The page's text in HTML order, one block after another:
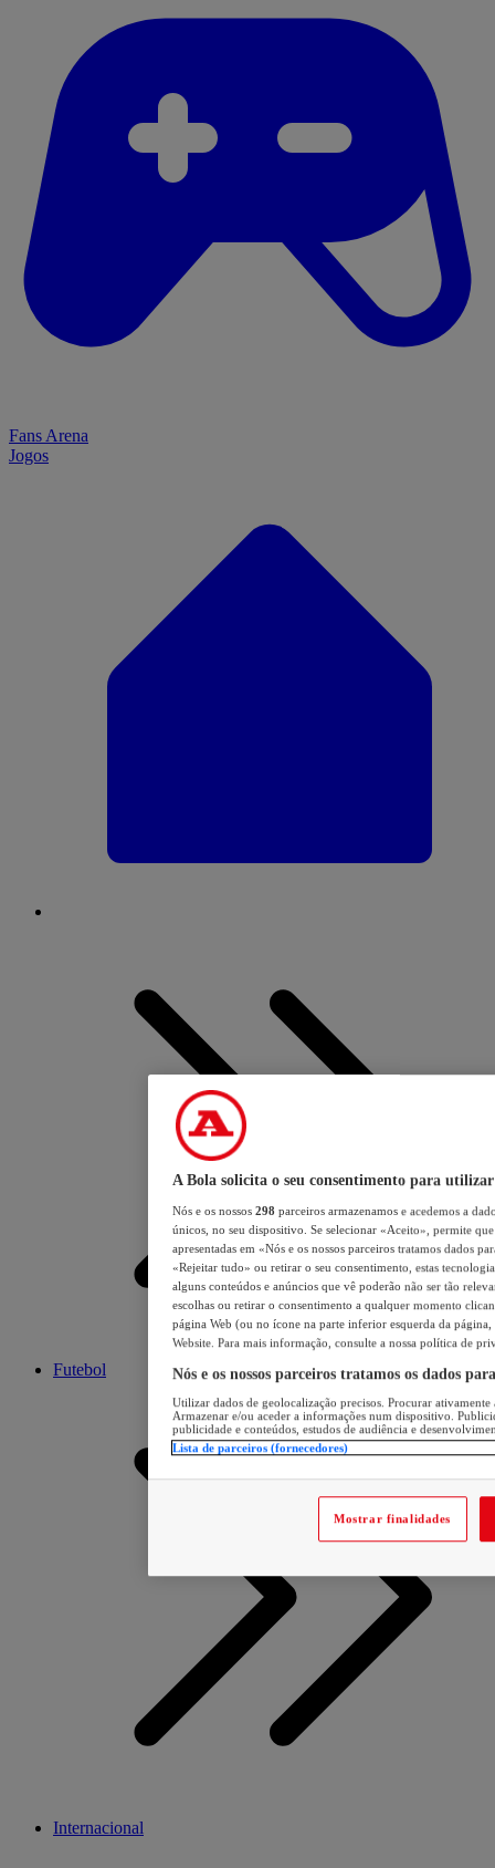
Fans Arena
Jogos
Futebol
Internacional
A Bola solicita o seu consentimento para utilizar
Nós e os nossos 298 parceiros armazenamos e acedemos a
únicos, no seu dispositivo. Se selecionar «Aceito», permite
apresentadas em «Nós e os nossos parceiros tratamos dados
«Rejeitar tudo» ou retirar o seu consentimento, estas
alguns conteúdos e anúncios que vê poderão não ser tão
escolhas ou retirar o consentimento a qualquer momento
página Web (ou no ícone na parte inferior esquerda da página,
Website. Para mais informação, consulte a nossa política de
Nós e os nossos parceiros tratamos os dados
Utilizar dados de geolocalização precisos. Procurar
Armazenar e/ou aceder a informações num dispositivo.
publicidade e conteúdos, estudos de audiência e
Lista de parceiros (fornecedores)
Mostrar finalidades